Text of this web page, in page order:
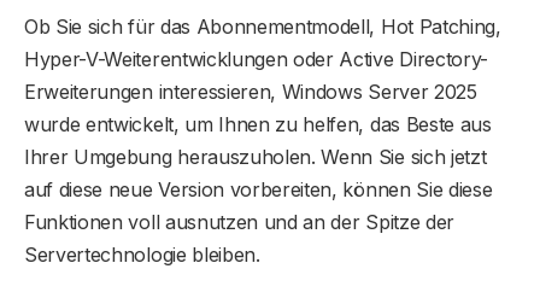
Ob Sie sich für das Abonnementmodell, Hot Patching,
Hyper-V-Weiterentwicklungen oder Active Directory-
Erweiterungen interessieren, Windows Server 2025
wurde entwickelt, um Ihnen zu helfen, das Beste aus
Ihrer Umgebung herauszuholen. Wenn Sie sich jetzt
auf diese neue Version vorbereiten, können Sie diese
Funktionen voll ausnutzen und an der Spitze der
Servertechnologie bleiben.